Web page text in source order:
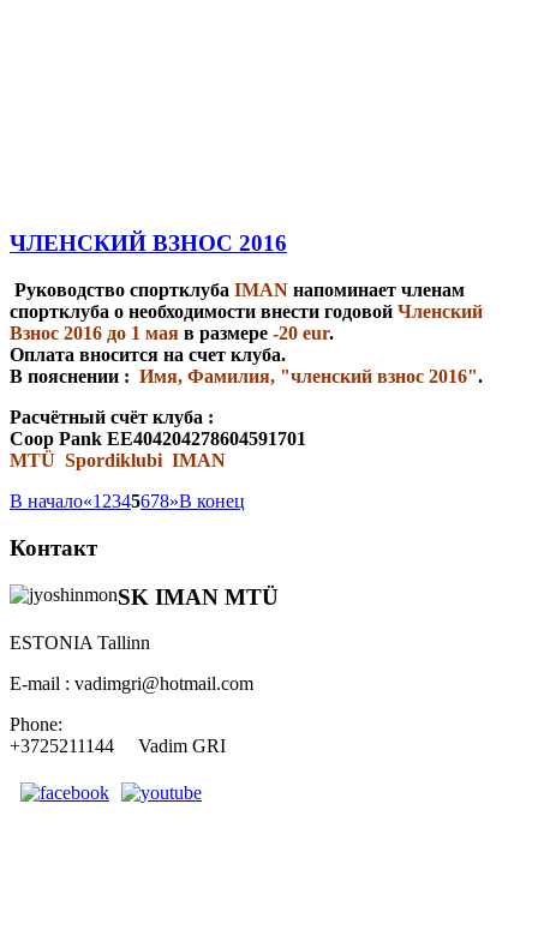
ЧЛЕНСКИЙ ВЗНОС 2016
Руководство спортклуба IMAN напоминает членам
спортклуба о необходимости внести годовой Членский
Взнос 2016 до 1 мая в размере -20 eur.
Оплата вносится на счет клуба.
В пояснении : Имя, Фамилия, "членский взнос 2016".
Расчётный счёт клуба :
Coop Pank EE404204278604591701
MTÜ Spordiklubi IMAN
В начало«1 2345678»В конец
Контакт
SK IMAN MTÜ
ESTONIA Tallinn
E-mail : vadimgri@hotmail.com
Phone:
+3725211144 Vadim GRI